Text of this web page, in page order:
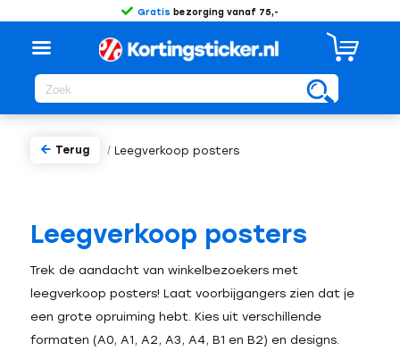
Gratis bezorging vanaf 75,-
/ Leegverkoop posters
Terug
Leegverkoop posters
Trek de aandacht van winkelbezoekers met
leegverkoop posters! Laat voorbijgangers zien dat je
een grote opruiming hebt. Kies uit verschillende
formaten (A0, A1, A2, A3, A4, B1 en B2) en designs.